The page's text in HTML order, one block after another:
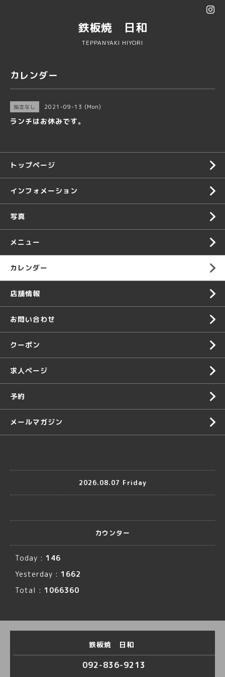
鉄板焼 日和
TEPPANYAKI HIYORI
カレンダー
指定なし 2021-09-13 (Mon)
ランチはお休みです。
トップページ
インフォメーション
写真
メニュー
カレンダー
店舗情報
お問い合わせ
クーポン
求人ページ
予約
メールマガジン
2026.08.07 Friday
カウンター
Today : 146
Yesterday : 1662
Total : 1066360
鉄板焼 日和
092-836-9213